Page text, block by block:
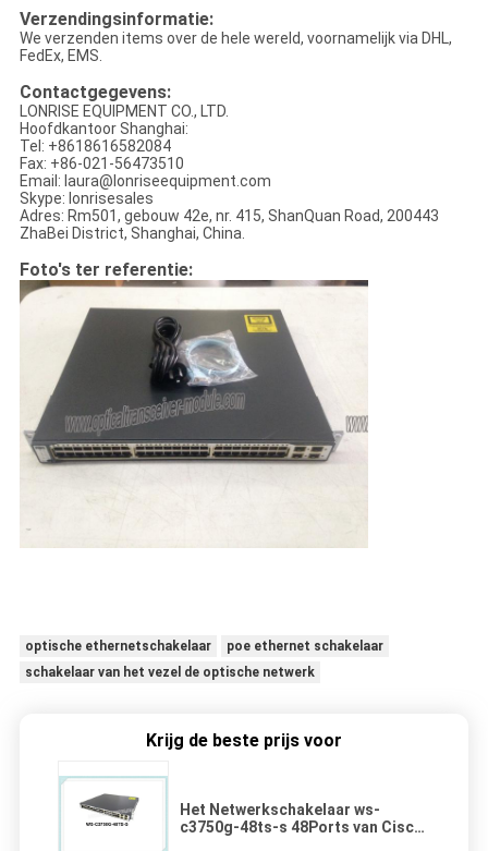
Verzendingsinformatie:
We verzenden items over de hele wereld, voornamelijk via DHL,
FedEx, EMS.
Contactgegevens:
LONRISE EQUIPMENT CO., LTD.
Hoofdkantoor Shanghai:
Tel: +8618616582084
Fax: +86-021-56473510
Email: laura@lonriseequipment.com
Skype: lonrisesales
Adres: Rm501, gebouw 42e, nr. 415, ShanQuan Road, 200443
ZhaBei District, Shanghai, China.
Foto's ter referentie:
optische ethernetschakelaar
poe ethernet schakelaar
schakelaar van het vezel de optische netwerk
Krijg de beste prijs voor
Het Netwerkschakelaar ws-
c3750g-48ts-s 48Ports van Cisco